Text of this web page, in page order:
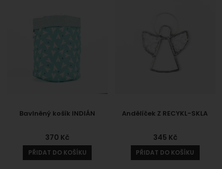
Bavlněný košík INDIÁN
370 Kč
PŘIDAT DO KOŠÍKU
Andělíček Z RECYKL-SKLA
345 Kč
PŘIDAT DO KOŠÍKU